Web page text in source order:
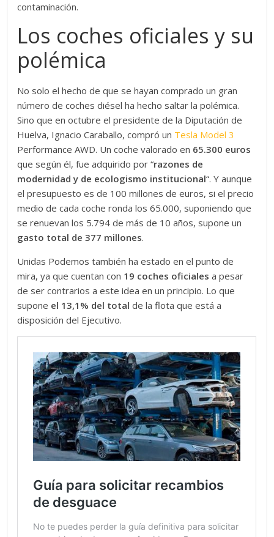
contaminación.
Los coches oficiales y su
polémica
No solo el hecho de que se hayan comprado un gran
número de coches diésel ha hecho saltar la polémica.
Sino que en octubre el presidente de la Diputación de
Huelva, Ignacio Caraballo, compró un Tesla Model 3
Performance AWD. Un coche valorado en 65.300 euros
que según él, fue adquirido por “razones de
modernidad y de ecologismo institucional“. Y aunque
el presupuesto es de 100 millones de euros, si el precio
medio de cada coche ronda los 65.000, suponiendo que
se renuevan los 5.794 de más de 10 años, supone un
gasto total de 377 millones.
Unidas Podemos también ha estado en el punto de
mira, ya que cuentan con 19 coches oficiales a pesar
de ser contrarios a este idea en un principio. Lo que
supone el 13,1% del total de la flota que está a
disposición del Ejecutivo.